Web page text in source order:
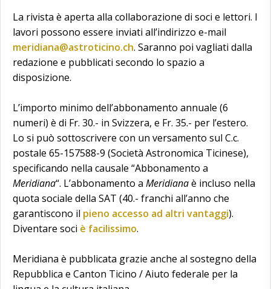
La rivista è aperta alla collaborazione di soci e lettori. I
lavori possono essere inviati all’indirizzo e-mail
meridiana@astroticino.ch. Saranno poi vagliati dalla
redazione e pubblicati secondo lo spazio a
disposizione.
L’importo minimo dell’abbonamento annuale (6
numeri) è di Fr. 30.- in Svizzera, e Fr. 35.- per l’estero.
Lo si può sottoscrivere con un versamento sul C.c.
postale 65-157588-9 (Società Astronomica Ticinese),
specificando nella causale “Abbonamento a
Meridiana“. L’abbonamento a Meridianaè incluso nella
quota sociale della SAT (40.- franchi all’anno che
garantiscono il pieno accesso ad altri vantaggi).
Diventare soci è facilissimo.
Meridiana è pubblicata grazie anche al sostegno della
Repubblica e Canton Ticino / Aiuto federale per la